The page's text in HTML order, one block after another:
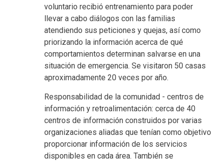
voluntario recibió entrenamiento para poder
llevar a cabo diálogos con las familias
atendiendo sus peticiones y quejas, así como
priorizando la información acerca de qué
comportamientos determinan salvarse en una
situación de emergencia. Se visitaron 50 casas
aproximadamente 20 veces por año.
Responsabilidad de la comunidad - centros de
información y retroalimentación: cerca de 40
centros de información construidos por varias
organizaciones aliadas que tenían como objetivo
proporcionar información de los servicios
disponibles en cada área. También se